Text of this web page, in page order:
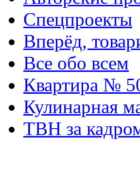
Спецпроекты
Вперёд,
Все обо всем
Квартира №
Кулинарная
ТВН за